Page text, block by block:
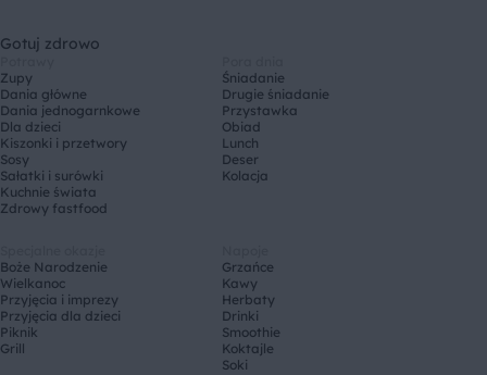
Gotuj zdrowo
Zupy
Dania główne
Dania jednogarnkowe
Dla dzieci
Kiszonki i przetwory
Sosy
Sałatki i surówki
Kuchnie świata
Zdrowy fastfood
Śniadanie
Drugie śniadanie
Przystawka
Obiad
Lunch
Deser
Kolacja
Boże Narodzenie
Wielkanoc
Przyjęcia i imprezy
Przyjęcia dla dzieci
Piknik
Grill
Grzańce
Kawy
Herbaty
Drinki
Smoothie
Koktajle
Soki